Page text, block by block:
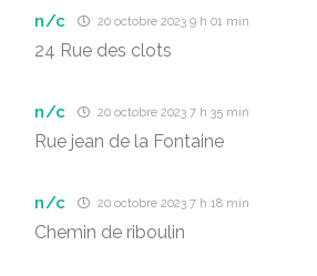
n/c 20 octobre 2023 9 h 01 min
24 Rue des clots
n/c 20 octobre 2023 7 h 35 min
Rue jean de la Fontaine
n/c 20 octobre 2023 7 h 18 min
Chemin de riboulin